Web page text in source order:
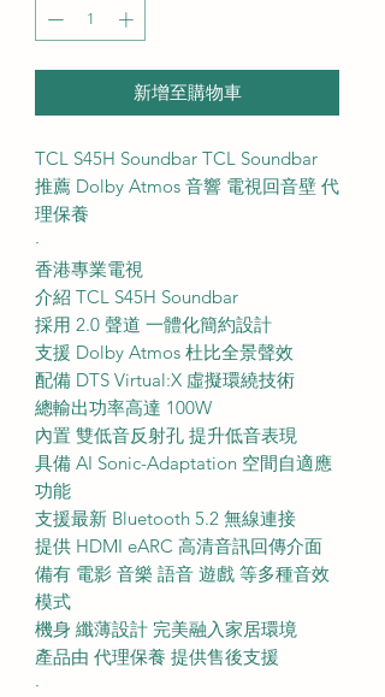
新增至購物車
TCL S45H Soundbar TCL Soundbar
推薦 Dolby Atmos 音響 電視回音壁 代
理保養
·
香港專業電視
介紹 TCL S45H Soundbar
採用 2.0 聲道 一體化簡約設計
支援 Dolby Atmos 杜比全景聲效
配備 DTS Virtual:X 虛擬環繞技術
總輸出功率高達 100W
內置 雙低音反射孔 提升低音表現
具備 AI Sonic-Adaptation 空間自適應
功能
支援最新 Bluetooth 5.2 無線連接
提供 HDMI eARC 高清音訊回傳介面
備有 電影 音樂 語音 遊戲 等多種音效
模式
機身 纖薄設計 完美融入家居環境
產品由 代理保養 提供售後支援
·